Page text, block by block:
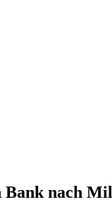
nach